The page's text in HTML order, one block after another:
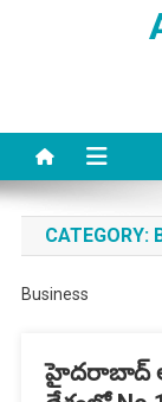
CATEGORY:
Business
హైదరాబాద్